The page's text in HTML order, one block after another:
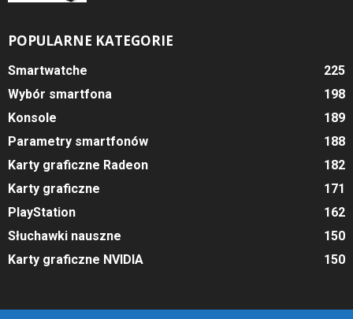
POPULARNE KATEGORIE
Smartwatche
225
Wybór smartfona
198
Konsole
189
Parametry smartfonów
188
Karty graficzne Radeon
182
Karty graficzne
171
PlayStation
162
Słuchawki nauszne
150
Karty graficzne NVIDIA
150